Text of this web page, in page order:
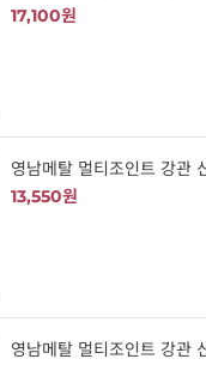
17,100원
영남메탈 멀티조인트 강관
13,550원
영남메탈 멀티조인트 강관